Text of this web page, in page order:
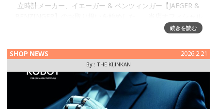
立時計メーカー、イエーガー & ベンツィンガー【JAEGER &
続きを読む
SHOP NEWS 2026.2.21
By : THE KIJINKAN